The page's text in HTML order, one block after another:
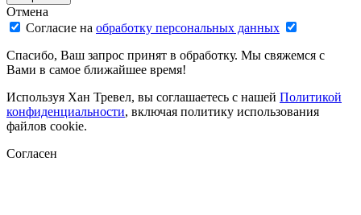
Отмена
Согласие на обработку персональных данных
Спасибо, Ваш запрос принят в обработку. Мы свяжемся с
Вами в самое ближайшее время!
Используя Хан Тревел, вы соглашаетесь с нашей Политикой
конфиденциальности, включая политику использования
файлов cookie.
Согласен